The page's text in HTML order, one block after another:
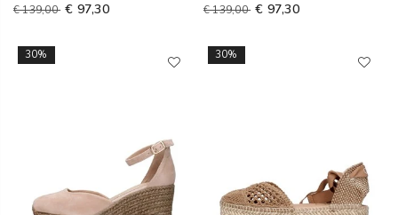
€ 139,00 € 97,30 € 139,00 € 97,30
30% 30%